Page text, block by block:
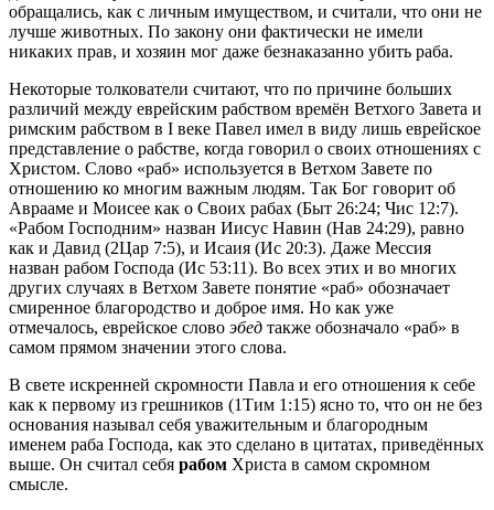
обращались, как с личным имуществом, и считали, что они не
лучше животных. По закону они фактически не имели
никаких прав, и хозяин мог даже безнаказанно убить раба.
Некоторые толкователи считают, что по причине больших
различий между еврейским рабством времён Ветхого Завета и
римским рабством в I веке Павел имел в виду лишь еврейское
представление о рабстве, когда говорил о своих отношениях с
Христом. Слово «раб» используется в Ветхом Завете по
отношению ко многим важным людям. Так Бог говорит об
Аврааме и Моисее как о Своих рабах (Быт 26:24; Чис 12:7).
«Рабом Господним» назван Иисус Навин (Нав 24:29), равно
как и Давид (2Цар 7:5), и Исаия (Ис 20:3). Даже Мессия
назван рабом Господа (Ис 53:11). Во всех этих и во многих
других случаях в Ветхом Завете понятие «раб» обозначает
смиренное благородство и доброе имя. Но как уже
отмечалось, еврейское слово эбед также обозначало «раб» в
самом прямом значении этого слова.
В свете искренней скромности Павла и его отношения к себе
как к первому из грешников (1Тим 1:15) ясно то, что он не без
основания называл себя уважительным и благородным
именем раба Господа, как это сделано в цитатах, приведённых
выше. Он считал себя рабом Христа в самом скромном
смысле.